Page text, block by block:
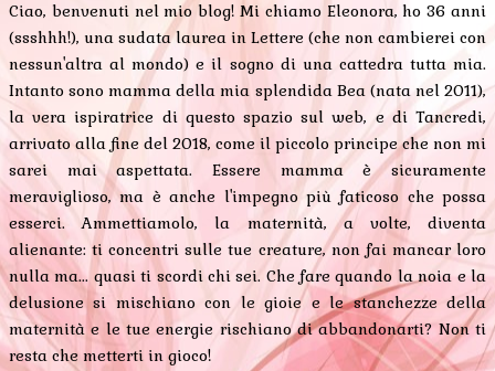
Ciao, benvenuti nel mio blog! Mi chiamo Eleonora, ho 36 anni
(ssshhh!), una sudata laurea in Lettere (che non cambierei con
nessun'altra al mondo) e il sogno di una cattedra tutta mia.
Intanto sono mamma della mia splendida Bea (nata nel 2011),
la vera ispiratrice di questo spazio sul web, e di Tancredi,
arrivato alla fine del 2018, come il piccolo principe che non mi
sarei mai aspettata. Essere mamma è sicuramente
meraviglioso, ma è anche l'impegno più faticoso che possa
esserci. Ammettiamolo, la maternità, a volte, diventa
alienante: ti concentri sulle tue creature, non fai mancar loro
nulla ma... quasi ti scordi chi sei. Che fare quando la noia e la
delusione si mischiano con le gioie e le stanchezze della
maternità e le tue energie rischiano di abbandonarti? Non ti
resta che metterti in gioco!